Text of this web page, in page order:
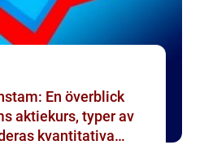
En överblick
aktiekurs, typer av
kvantitativa